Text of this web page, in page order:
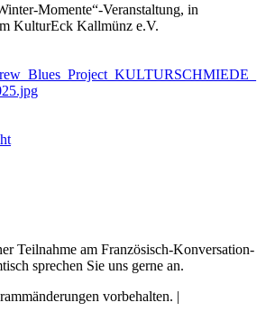
Momente“-Veranstaltung, in
KulturEck Kallmünz e.V.
Teilnahme am Französisch-Konversation-
sprechen Sie uns gerne an.
vorbehalten. |